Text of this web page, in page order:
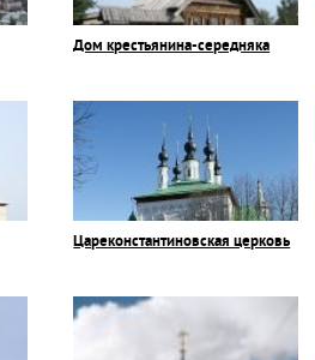
Дом крестьянина-середняка
Цареконстантиновская церковь